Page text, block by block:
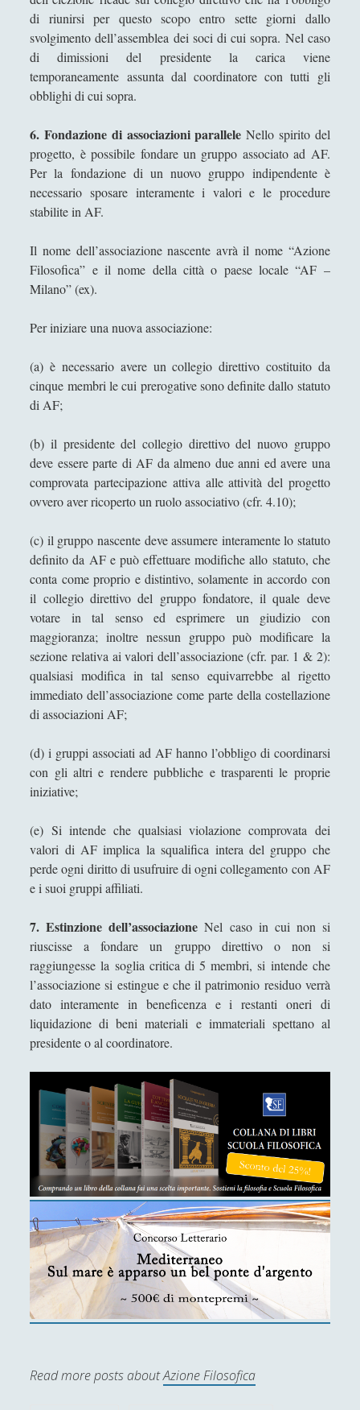
di riunirsi per questo scopo entro sette giorni dallo
svolgimento dell’assemblea dei soci di cui sopra. Nel caso
di dimissioni del presidente la carica viene
temporaneamente assunta dal coordinatore con tutti gli
obblighi di cui sopra.
6. Fondazione di associazioni paralleleNello spirito del
progetto, è possibile fondare un gruppo associato ad AF.
Per la fondazione di un nuovo gruppo indipendente è
necessario sposare interamente i valori e le procedure
stabilite in AF.
Il nome dell’associazione nascente avrà il nome “Azione
Filosofica” e il nome della città o paese locale “AF –
Milano” (ex).
Per iniziare una nuova associazione:
(a) è necessario avere un collegio direttivo costituito da
cinque membri le cui prerogative sono definite dallo statuto
di AF;
(b) il presidente del collegio direttivo del nuovo gruppo
deve essere parte di AF da almeno due anni ed avere una
comprovata partecipazione attiva alle attività del progetto
ovvero aver ricoperto un ruolo associativo (cfr. 4.10);
(c) il gruppo nascente deve assumere interamente lo statuto
definito da AF e può effettuare modifiche allo statuto, che
conta come proprio e distintivo, solamente in accordo con
il collegio direttivo del gruppo fondatore, il quale deve
votare in tal senso ed esprimere un giudizio con
maggioranza; inoltre nessun gruppo può modificare la
sezione relativa ai valori dell’associazione (cfr. par. 1 & 2):
qualsiasi modifica in tal senso equivarrebbe al rigetto
immediato dell’associazione come parte della costellazione
di associazioni AF;
(d) i gruppi associati ad AF hanno l’obbligo di coordinarsi
con gli altri e rendere pubbliche e trasparenti le proprie
iniziative;
(e) Si intende che qualsiasi violazione comprovata dei
valori di AF implica la squalifica intera del gruppo che
perde ogni diritto di usufruire di ogni collegamento con AF
e i suoi gruppi affiliati.
7. Estinzione dell’associazioneNel caso in cui non si
riuscisse a fondare un gruppo direttivo o non si
raggiungesse la soglia critica di 5 membri, si intende che
l’associazione si estingue e che il patrimonio residuo verrà
dato interamente in beneficenza e i restanti oneri di
liquidazione di beni materiali e immateriali spettano al
presidente o al coordinatore.
Read more posts aboutAzione Filosofica